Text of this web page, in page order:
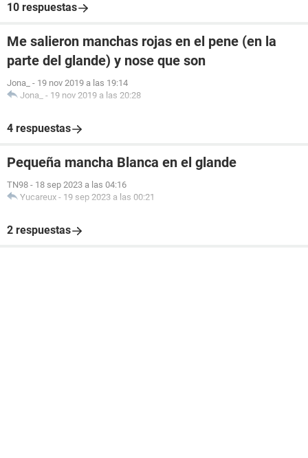
10 respuestas
Me salieron manchas rojas en el pene (en la
parte del glande) y nose que son
Jona_ - 19 nov 2019 a las 19:14
Jona_
- 19 nov 2019 a las 20:28
4 respuestas
Pequeña mancha Blanca en el glande
TN98 - 18 sep 2023 a las 04:16
Yucareux - 19 sep 2023 a las 00:21
2 respuestas